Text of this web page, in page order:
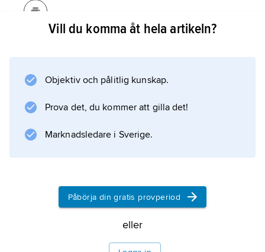
svarar mot de binära värdena 11, 01, 00 och 10,
för vilka fasen kan anta fyra värden: π/4, 3π/4,
5π/4 och 7π/4. En QPSK-kodad signal överför
signal men upptar samma bandbredd. Detta
Information om artikeln
Vill du komma åt hela artikeln?
Objektiv och pålitlig kunskap.
Prova det, du kommer att gilla det!
Marknadsledare i Sverige.
Påbörja din gratis provperiod
eller